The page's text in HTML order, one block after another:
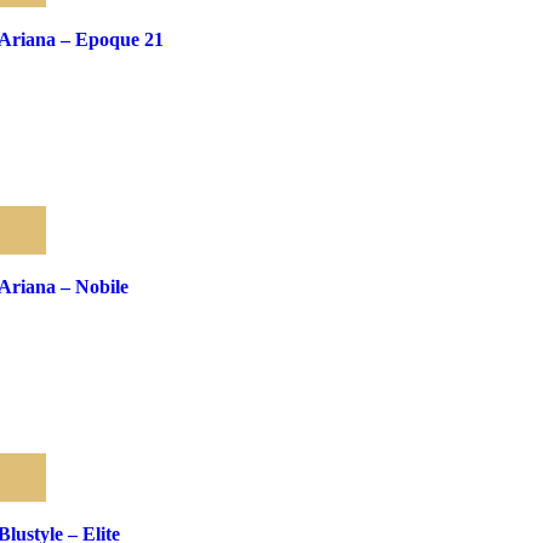
– Epoque 21
– Nobile
– Elite